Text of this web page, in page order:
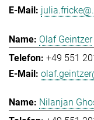
Olaf Geintzer
+49 551
Nilanjan